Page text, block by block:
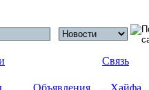
Связь
Объявления Хайфа